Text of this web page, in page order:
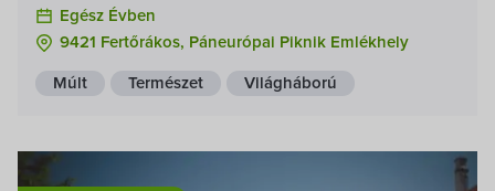
Egész Évben
9421 Fertőrákos, Páneurópai Piknik Emlékhely
Múlt Természet Világháború